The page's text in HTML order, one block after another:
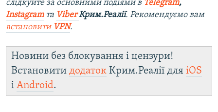
слідкуйте за основними подіями в Telegram,
Instagramта ViberКрим.Реалії. Рекомендуємо вам
встановити VPN.
Новини без блокування і цензури!
Встановити додаток Крим.Реалії для iOS
і Android.